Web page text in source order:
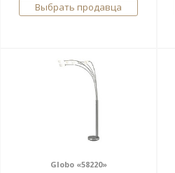
Выбрать продавца
Globo «58220»